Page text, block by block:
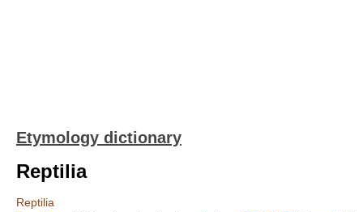
Etymology dictionary
Reptilia
Reptilia